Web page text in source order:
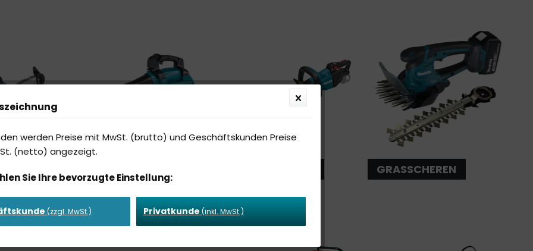
LAUBSAUGER & BLÄSER GRASSCHEREN
werden Preise mit MwSt. (brutto) und Geschäftskunden Preise
(netto) angezeigt.
Sie Ihre bevorzugte Einstellung:
(zzgl. MwSt.) Privatkunde (inkl. MwSt.)